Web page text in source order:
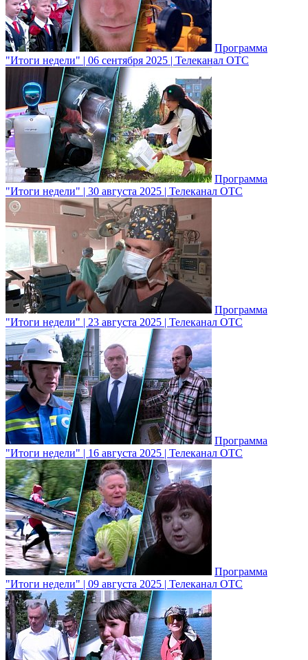
Программа
"Итоги недели" | 06 сентября 2025 | Телеканал ОТС
Программа
"Итоги недели" | 30 августа 2025 | Телеканал ОТС
Программа
"Итоги недели" | 23 августа 2025 | Телеканал ОТС
Программа
"Итоги недели" | 16 августа 2025 | Телеканал ОТС
Программа
"Итоги недели" | 09 августа 2025 | Телеканал ОТС